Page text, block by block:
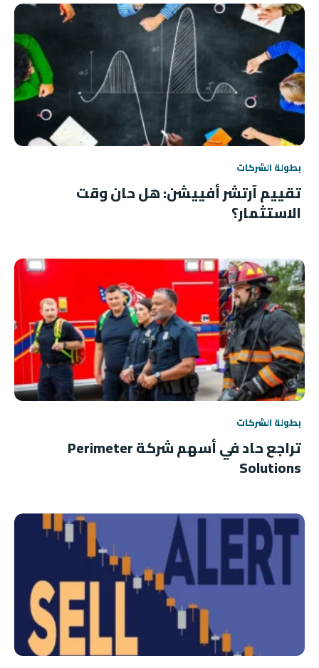
بطولة الشركات
تقييم آرتشر أفييشن: هل حان وقت
الاستثمار؟
بطولة الشركات
تراجع حاد في أسهم شركة Perimeter
Solutions